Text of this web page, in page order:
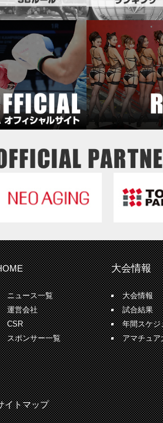
ニュース一覧
運営会社
CSR
スポンサー一覧
大会情報
大会情報
試合結果
年間スケジ
アマチュア
イトマップ